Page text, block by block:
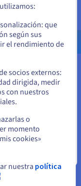
(gTLD)
que indique
- $
que
según sus
el rendimiento de
socios externos:
dirigida, medir
con nuestros
o
momento
cookies»
nuestra política